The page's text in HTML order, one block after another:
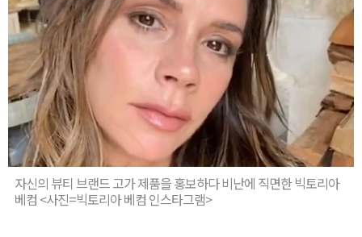
자신의 뷰티 브랜드 고가 제품을 홍보하다 비난에 직면한 빅토리아
베컴 <사진=빅토리아 베컴 인스타그램>